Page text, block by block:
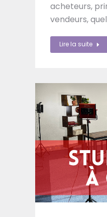
acheteurs,
vendeurs,
Lire la suite